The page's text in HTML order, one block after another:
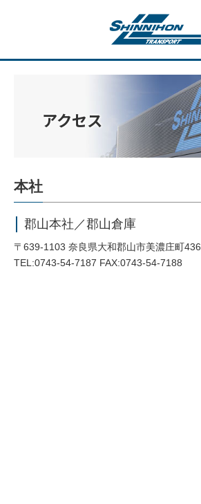
アクセス
本社
郡山本社／郡山倉庫
〒639-1103 奈良県大和郡山市美濃庄町436
TEL:0743-54-7187 FAX:0743-54-7188